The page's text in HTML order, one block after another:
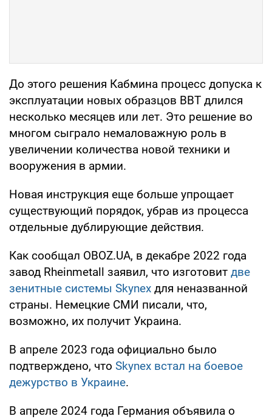
До этого решения Кабмина процесс допуска к
эксплуатации новых образцов ВВТ длился
несколько месяцев или лет. Это решение во
многом сыграло немаловажную роль в
увеличении количества новой техники и
вооружения в армии.
Новая инструкция еще больше упрощает
существующий порядок, убрав из процесса
отдельные дублирующие действия.
Как сообщал OBOZ.UA, в декабре 2022 года
завод Rheinmetall заявил, что изготовит две
зенитные системы Skynex для неназванной
страны. Немецкие СМИ писали, что,
возможно, их получит Украина.
В апреле 2023 года официально было
подтверждено, что Skynex встал на боевое
дежурство в Украине.
В апреле 2024 года Германия объявила о